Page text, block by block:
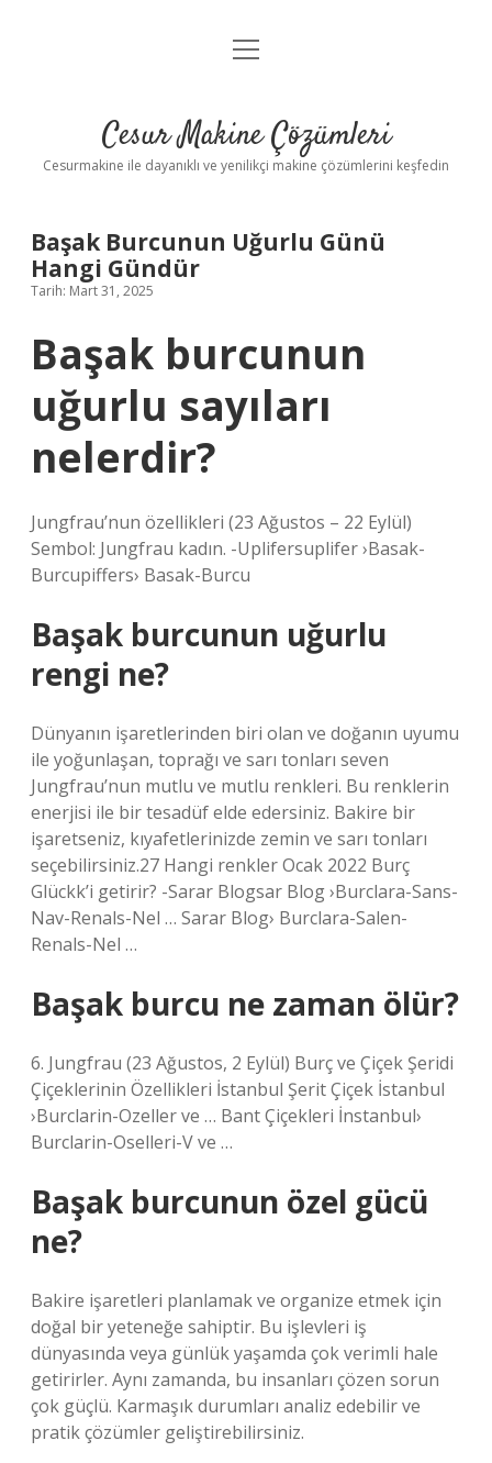
Anasayfa
Yasal Uyarı
menüyü
Cesur Makine Çözümleri
Cesurmakine ile dayanıklı ve yenilikçi makine çözümlerini keşfedin
Başak Burcunun Uğurlu Günü
Hangi Gündür
Tarih: Mart 31, 2025
Başak burcunun
uğurlu sayıları
nelerdir?
Jungfrau’nun özellikleri (23 Ağustos – 22 Eylül)
Sembol: Jungfrau kadın. -Uplifersuplifer ›Basak-
Burcupiffers› Basak-Burcu
Başak burcunun uğurlu
rengi ne?
Dünyanın işaretlerinden biri olan ve doğanın uyumu
ile yoğunlaşan, toprağı ve sarı tonları seven
Jungfrau’nun mutlu ve mutlu renkleri. Bu renklerin
enerjisi ile bir tesadüf elde edersiniz. Bakire bir
işaretseniz, kıyafetlerinizde zemin ve sarı tonları
seçebilirsiniz.27 Hangi renkler Ocak 2022 Burç
Glückk’i getirir? -Sarar Blogsar Blog ›Burclara-Sans-
Nav-Renals-Nel … Sarar Blog› Burclara-Salen-
Renals-Nel …
Başak burcu ne zaman ölür?
6. Jungfrau (23 Ağustos, 2 Eylül) Burç ve Çiçek Şeridi
Çiçeklerinin Özellikleri İstanbul Şerit Çiçek İstanbul
›Burclarin-Ozeller ve … Bant Çiçekleri İnstanbul›
Burclarin-Oselleri-V ve …
Başak burcunun özel gücü
ne?
Bakire işaretleri planlamak ve organize etmek için
doğal bir yeteneğe sahiptir. Bu işlevleri iş
dünyasında veya günlük yaşamda çok verimli hale
getirirler. Aynı zamanda, bu insanları çözen sorun
çok güçlü. Karmaşık durumları analiz edebilir ve
pratik çözümler geliştirebilirsiniz.